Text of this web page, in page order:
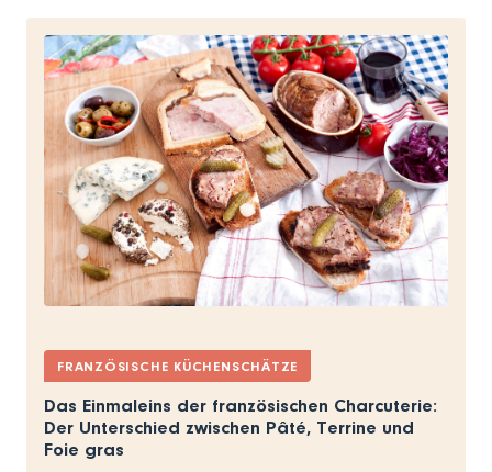
FRANZÖSISCHE KÜCHENSCHÄTZE
Das Einmaleins der französischen Charcuterie:
Der Unterschied zwischen Pâté, Terrine und
Foie gras